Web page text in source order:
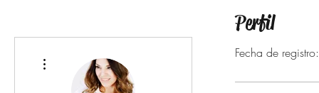
Perfil
Fecha de